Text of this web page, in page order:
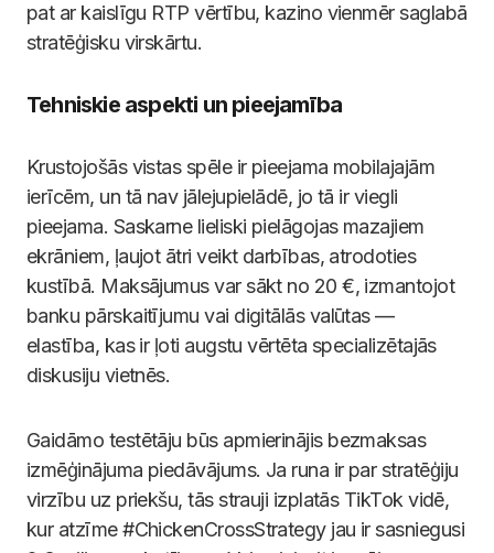
pat ar kaislīgu RTP vērtību, kazino vienmēr saglabā
stratēģisku virskārtu.
Tehniskie aspekti un pieejamība
Krustojošās vistas spēle ir pieejama mobilajajām
ierīcēm, un tā nav jālejupielādē, jo tā ir viegli
pieejama. Saskarne lieliski pielāgojas mazajiem
ekrāniem, ļaujot ātri veikt darbības, atrodoties
kustībā. Maksājumus var sākt no 20 €, izmantojot
banku pārskaitījumu vai digitālās valūtas —
elastība, kas ir ļoti augstu vērtēta specializētajās
diskusiju vietnēs.
Gaidāmo testētāju būs apmierinājis bezmaksas
izmēģinājuma piedāvājums. Ja runa ir par stratēģiju
virzību uz priekšu, tās strauji izplatās TikTok vidē,
kur atzīme #ChickenCrossStrategy jau ir sasniegusi